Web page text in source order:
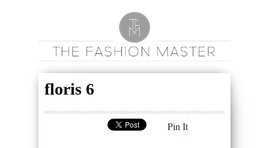
floris 6
Pin It